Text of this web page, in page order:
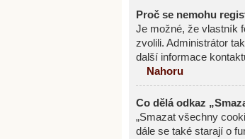
Proč se nemohu
Je možné, že vlastník
zvolili. Administrátor
další informace
Nahoru
Co dělá odkaz
„Smazat všechny
dále se také starají o